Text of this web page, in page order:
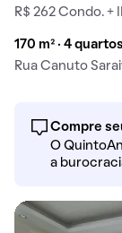
R$ 262 Condo. +
170 m² · 4
Rua Canuto
Compre
O
a